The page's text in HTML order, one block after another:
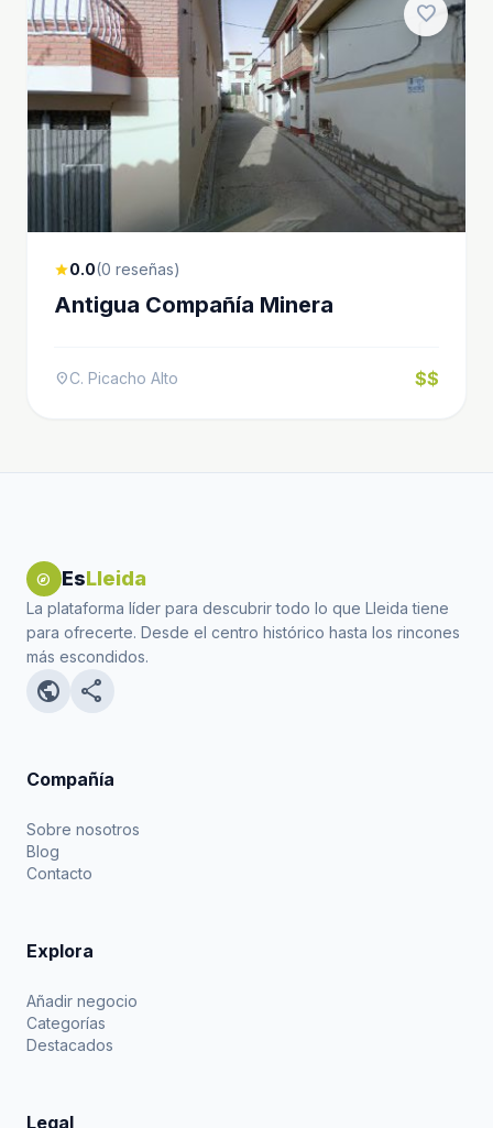
favorite
star0.0(0 reseñas)
Antigua Compañía Minera
location_onC. Picacho Alto $$
explore EsLleida
La plataforma líder para descubrir todo lo que Lleida tiene
para ofrecerte. Desde el centro histórico hasta los rincones
más escondidos.
public share
Compañía
Sobre nosotros
Blog
Contacto
Explora
Añadir negocio
Categorías
Destacados
Legal